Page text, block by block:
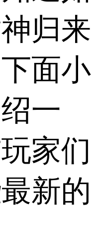
归来
面小
一
家们
新的